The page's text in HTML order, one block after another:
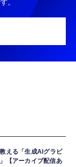
。
える「生成AIグラビ
【アーカイブ配信あ